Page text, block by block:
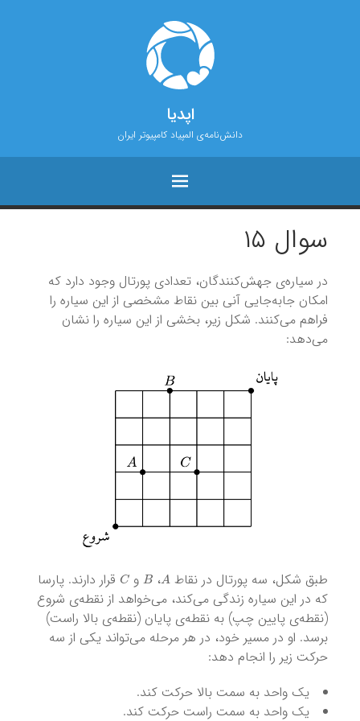
اپدیا
دانش‌نامه‌ی المپیاد کامپیوتر ایران
سوال ۱۵
در سیاره‌ی جهش‌کنندگان، تعدادی پورتال وجود دارد که
امکان جابه‌جایی آنی بین نقاط مشخصی از این سیاره را
فراهم می‌کنند. شکل زیر، بخشی از این سیاره را نشان
می‌دهد:
طبق شکل، سه پورتال در نقاط A ، B وC قرار دارند. پارسا
که در این سیاره زندگی می‌کند، می‌خواهد از نقطه‌ی شروع
(نقطه‌ی پایین چپ) به نقطه‌ی پایان (نقطه‌ی بالا راست)
برسد. او در مسیر خود، در هر مرحله می‌تواند یکی از سه
حرکت زیر را انجام دهد:
یک واحد به سمت بالا حرکت کند.
یک واحد به سمت راست حرکت کند.